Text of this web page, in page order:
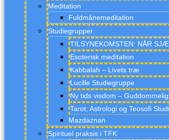
Meditation
Fuldmånemeditation
Studiegrupper
TILSYNEKOMSTEN: NÅR
Esoterisk meditation
Kabbalah – Livets træ
Lucille Studiegruppe
Ny tids visdom –
Tarot, Astrologi og Teosofi
Mazdaznan
Spirituel praksis i TFK